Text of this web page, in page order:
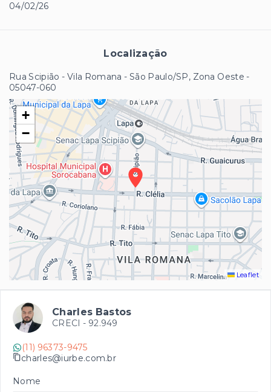
04/02/26
Localização
Rua Scipião - Vila Romana - São Paulo/SP, Zona Oeste -
05047-060
+
−
Leaflet
Charles Bastos
CRECI - 92.949
(11) 96373-9475
charles@iurbe.com.br
Nome